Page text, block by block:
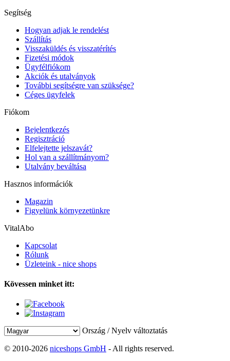
Segítség
Hogyan adjak le rendelést
Szállítás
Visszaküldés és visszatérítés
Fizetési módok
Ügyfélfiókom
Akciók és utalványok
További segítségre van szüksége?
Céges ügyfelek
Fiókom
Bejelentkezés
Regisztráció
Elfelejtette jelszavát?
Hol van a szállítmányom?
Utalvány beváltása
Hasznos információk
Magazin
Figyelünk környezetünkre
VitalAbo
Kapcsolat
Rólunk
Üzleteink - nice shops
Kövessen minket itt:
Ország / Nyelv változtatás
© 2010-2026 niceshops GmbH - All rights reserved.